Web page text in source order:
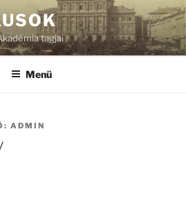
tagjai
Menü
ADMIN